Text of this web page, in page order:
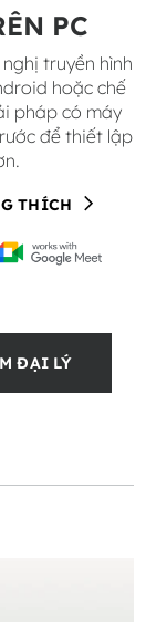
PC
truyền hình
hoặc chế
pháp có máy
để thiết lập
THÍCH
ĐẠI LÝ